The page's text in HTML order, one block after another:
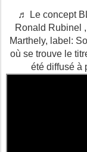
♬ Le concept
Ronald Rubinel
Marthely, label:
où se trouve le
été diffusé à